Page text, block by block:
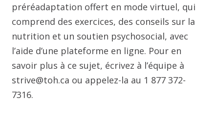
préréadaptation offert en mode virtuel, qui
comprend des exercices, des conseils sur la
nutrition et un soutien psychosocial, avec
l’aide d’une plateforme en ligne. Pour en
savoir plus à ce sujet, écrivez à l’équipe à
strive@toh.ca ou appelez-la au 1 877 372-
7316.